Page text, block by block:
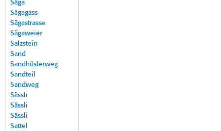
Säga
Sägagass
Sägastrasse
Sägaweier
Salzstein
Sand
Sandhüslerweg
Sandteil
Sandweg
Sässli
Sässli
Sässli
Sattel